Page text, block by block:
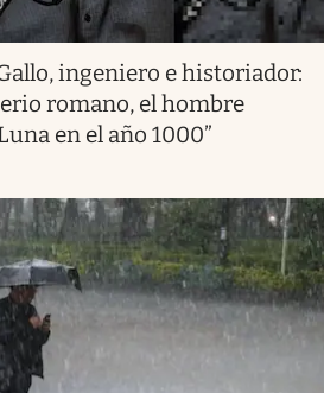
ingeniero e historiador:
romano, el hombre
en el año 1000”